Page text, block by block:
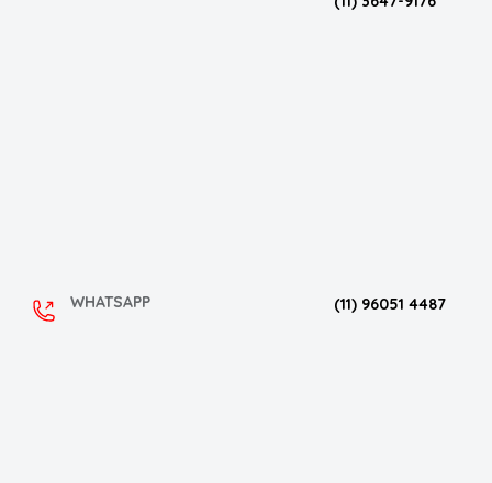
WHATSAPP (11) 96051 4487